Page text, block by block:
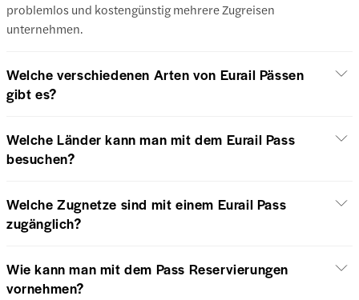
problemlos und kostengünstig mehrere Zugreisen
unternehmen.
Welche verschiedenen Arten von Eurail Pässen
gibt es?
Welche Länder kann man mit dem Eurail Pass
besuchen?
Welche Zugnetze sind mit einem Eurail Pass
zugänglich?
Wie kann man mit dem Pass Reservierungen
vornehmen?